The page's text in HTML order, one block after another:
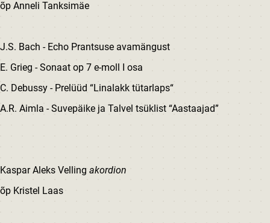
õp Anneli Tanksimäe
J.S. Bach - Echo Prantsuse avamängust
E. Grieg - Sonaat op 7 e-moll I osa
C. Debussy - Prelüüd “Linalakk tütarlaps“
A.R. Aimla - Suvepäike ja Talvel tsüklist “Aastaajad”
Kaspar Aleks Velling akordion
õp Kristel Laas